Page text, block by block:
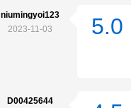
niumingyoi123
2023-11-03
5.0
D00425644